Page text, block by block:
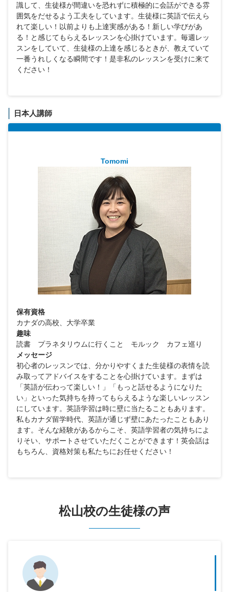
識して、生徒様が間違いを恐れずに積極的に会話ができる雰
囲気をだせるよう工夫をしています。生徒様に英語で伝えら
れて楽しい！以前よりも上達実感がある！新しい学びがあ
る！と感じてもらえるレッスンを心掛けています。毎週レッ
スンをしていて、生徒様の上達を感じるときが、教えていて
一番うれしくなる瞬間です！是非私のレッスンを受けに来て
ください！
日本人講師
Tomomi
保有資格
カナダの高校、大学卒業
趣味
読書 プラネタリウムに行くこと モルック カフェ巡り
メッセージ
初心者のレッスンでは、分かりやすくまた生徒様の表情を読
み取ってアドバイスをすることを心掛けています。まずは
「英語が伝わって楽しい！」「もっと話せるようになりた
い」といった気持ちを持ってもらえるような楽しいレッスン
にしています。英語学習は時に壁に当たることもあります。
私もカナダ留学時代、英語が通じず壁にあたったこともあり
ます。そんな経験があるからこそ、英語学習者の気持ちによ
りそい、サポートさせていただくことができます！英会話は
もちろん、資格対策も私たちにお任せください！
松山校の生徒様の声